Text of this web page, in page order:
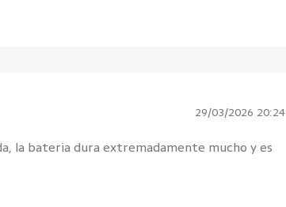
29/03/2026 20:24
la bateria dura extremadamente mucho y es